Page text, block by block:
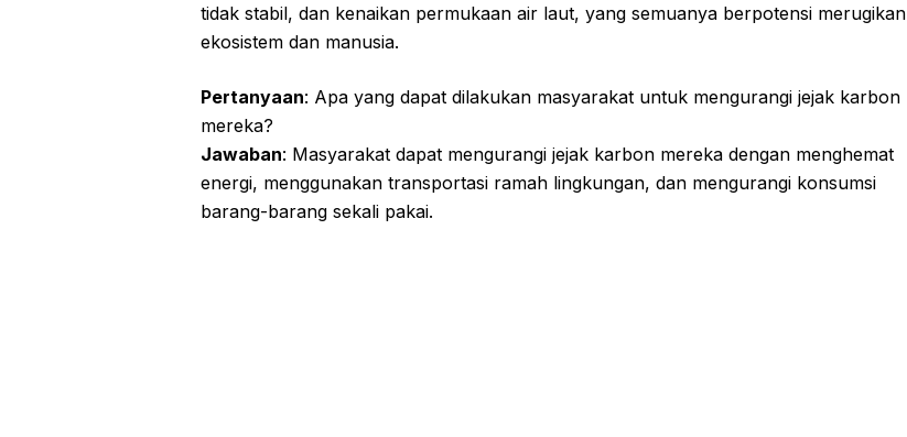
tidak stabil, dan kenaikan permukaan air laut, yang semuanya berpotensi merugikan
ekosistem dan manusia.
Pertanyaan: Apa yang dapat dilakukan masyarakat untuk mengurangi jejak karbon
mereka?
Jawaban: Masyarakat dapat mengurangi jejak karbon mereka dengan menghemat
energi, menggunakan transportasi ramah lingkungan, dan mengurangi konsumsi
barang-barang sekali pakai.